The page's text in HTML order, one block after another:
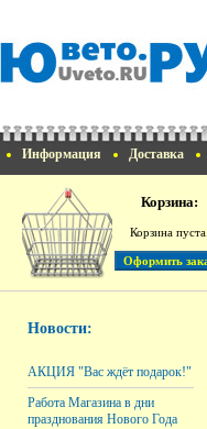
Информация Доставка
Корзина:
Корзина пуста.
Новости:
АКЦИЯ "Вас ждёт подарок!"
Работа Магазина в дни
празднования Нового Года